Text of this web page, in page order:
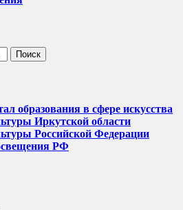
образования в сфере искусства
Иркутской области
Российской Федерации
РФ